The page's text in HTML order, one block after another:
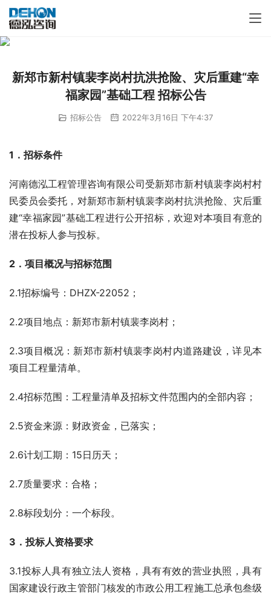
新郑市新村镇裴李岗村抗洪抢险、灾后重建“幸
福家园”基础工程 招标公告
招标公告 2022年3月16日 下午4:37
1．招标条件
河南德泓工程管理咨询有限公司受新郑市新村镇裴李岗村村
民委员会委托，对新郑市新村镇裴李岗村抗洪抢险、灾后重
建“幸福家园”基础工程进行公开招标，欢迎对本项目有意的
潜在投标人参与投标。
2．项目概况与招标范围
2.1招标编号：DHZX-22052；
2.2项目地点：新郑市新村镇裴李岗村；
2.3项目概况：新郑市新村镇裴李岗村内道路建设，详见本
项目工程量清单。
2.4招标范围：工程量清单及招标文件范围内的全部内容；
2.5资金来源：财政资金，已落实；
2.6计划工期：15日历天；
2.7质量要求：合格；
2.8标段划分：一个标段。
3．投标人资格要求
3.1投标人具有独立法人资格，具有有效的营业执照，具有
国家建设行政主管部门核发的市政公用工程施工总承包叁级